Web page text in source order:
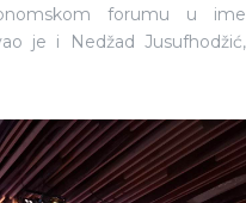
forumu u ime
je i Nedžad Jusufhodžić,